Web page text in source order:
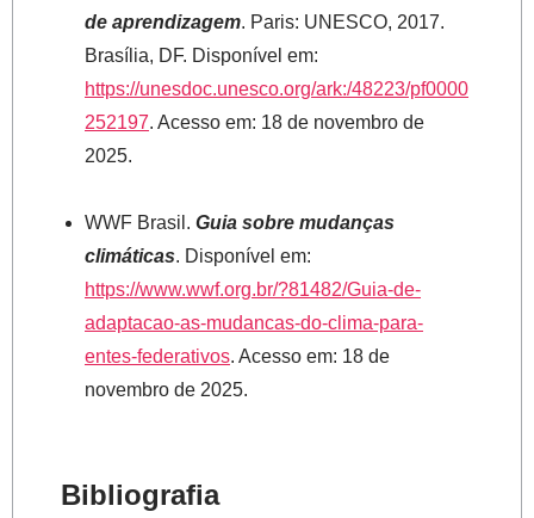
de aprendizagem. Paris: UNESCO, 2017.
Brasília, DF. Disponível em:
https://unesdoc.unesco.org/ark:/48223/pf0000
252197. Acesso em: 18 de novembro de
2025.
WWF Brasil. Guia sobre mudanças
climáticas. Disponível em:
https://www.wwf.org.br/?81482/Guia-de-
adaptacao-as-mudancas-do-clima-para-
entes-federativos. Acesso em: 18 de
novembro de 2025.
Bibliografia